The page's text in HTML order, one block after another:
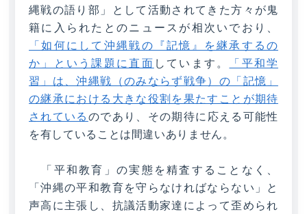
縄戦の語り部」として活動されてきた方々が鬼
籍に入られたとのニュースが相次いでおり、
「如何にして沖縄戦の『記憶』を継承するの
か」という課題に直面 しています。
「平和学
習」は、沖縄戦（のみならず戦争）の「記憶」
の継承における大きな役割を果たすことが期待
されているのであり、その期待に応える可能性
を有していることは間違いありません。
「平和教育」の実態を精査することなく、
「沖縄の平和教育を守らなければならない」と
声高に主張し、抗議活動家達によって歪められ